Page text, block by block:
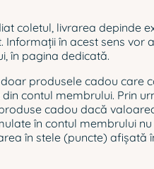
coletul, livrarea depinde
Informații în acest sens vor
în pagina dedicată.
produsele cadou care
contul membrului. Prin
cadou dacă
în contul membrului nu
în stele (puncte) afișată